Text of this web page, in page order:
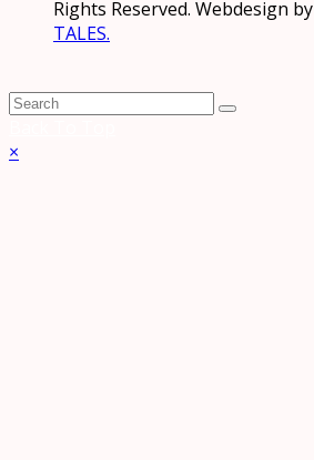
Rights Reserved. Webdesign by
TALES.
×